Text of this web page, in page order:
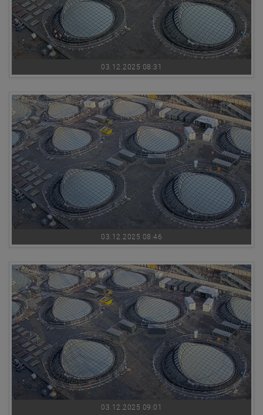
03.12.2025 08:31
03.12.2025 08:46
03.12.2025 09:01